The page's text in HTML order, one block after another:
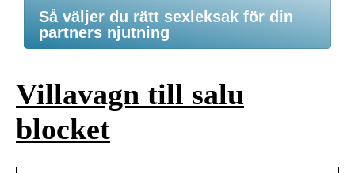
Så väljer du rätt sexleksak för din
partners njutning
Villavagn till salu
blocket